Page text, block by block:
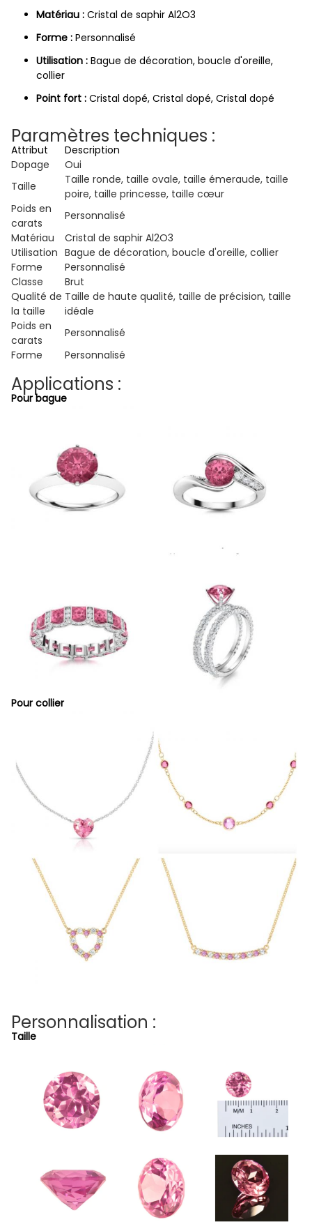
Matériau : Cristal de saphir Al2O3
Forme : Personnalisé
Utilisation : Bague de décoration, boucle d'oreille,
collier
Point fort : Cristal dopé, Cristal dopé, Cristal dopé
Paramètres techniques :
Attribut
Description
Dopage
Oui
Taille
Taille ronde, taille ovale, taille émeraude, taille
poire, taille princesse, taille cœur
Poids en
carats
Personnalisé
Matériau
Cristal de saphir Al2O3
Utilisation Bague de décoration, boucle d'oreille, collier
Forme
Personnalisé
Classe
Brut
Qualité de
la taille
Taille de haute qualité, taille de précision, taille
idéale
Poids en
carats
Personnalisé
Forme
Personnalisé
Applications :
Pour bague
Pour collier
Personnalisation :
Taille